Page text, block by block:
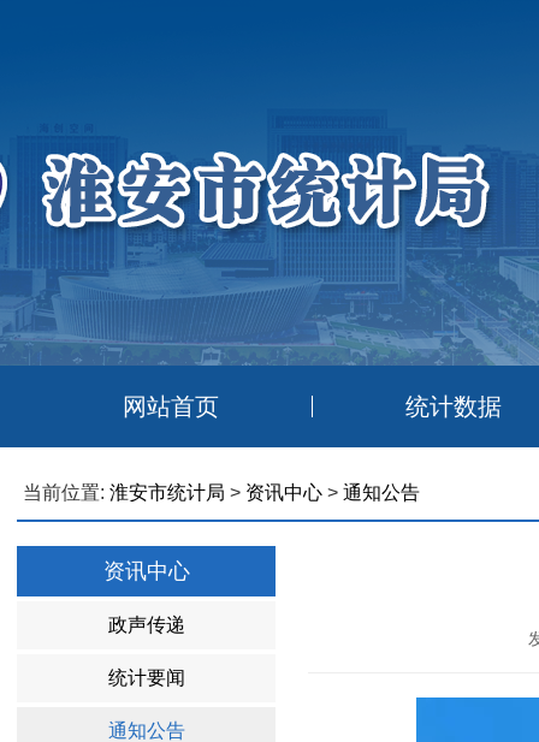
网站首页 统计数据
当前位置: 淮安市统计局 > 资讯中心 > 通知公告
资讯中心
政声传递
统计要闻
通知公告